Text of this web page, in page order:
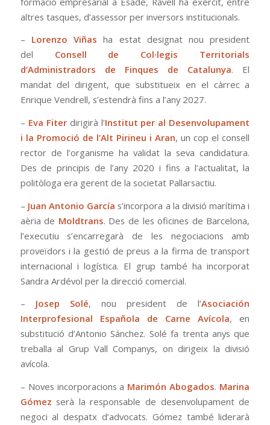
altres tasques, d’assessor per inversors institucionals.
– Lorenzo Viñas ha estat designat nou president
del Consell de Col·legis Territorials
d’Administradors de Finques de Catalunya. El
mandat del dirigent, que substitueix en el càrrec a
Enrique Vendrell, s’estendrà fins a l’any 2027.
– Eva Fiterdirigirà l’Institut per al Desenvolupament
i la Promoció de l’Alt Pirineu i Aran, un cop el consell
rector de l’organisme ha validat la seva candidatura.
Des de principis de l’any 2020 i fins a l’actualitat, la
politòloga era gerent de la societat Pallarsactiu.
– Juan Antonio García s’incorpora a la divisió marítima i
aèria de Moldtrans. Des de les oficines de Barcelona,
l’executiu s’encarregarà de les negociacions amb
proveïdors i la gestió de preus a la firma de transport
internacional i logística. El grup també ha incorporat
Sandra Ardévol per la direcció comercial.
– Josep Solé, nou president de l’Asociación
Interprofesional Española de Carne Avícola, en
substitució d’Antonio Sánchez. Solé fa trenta anys que
treballa al Grup Vall Companys, on dirigeix la divisió
avícola.
– Noves incorporacions a Marimón Abogados. Marina
Gómez serà la responsable de desenvolupament de
negoci al despatx d’advocats. Gómez també liderarà